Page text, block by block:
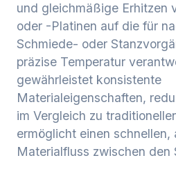
und gleichmäßige Erhitzen
oder -Platinen auf die für
Schmiede- oder
präzise Temperatur
gewährleistet konsistente
Materialeigenschaften,
im Vergleich zu
ermöglicht einen schnellen,
Materialfluss zwischen den